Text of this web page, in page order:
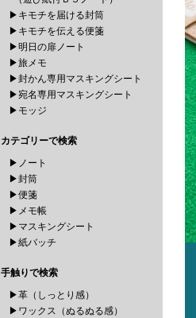
▶キモチを届ける封筒
▶キモチを伝える便箋
▶明日の扉ノート
▶旅メモ
▶封かん専用マスキングシート
▶宛名専用マスキングシート
▶モッジ
カテゴリーで検索
▶ノート
▶封筒
▶便箋
▶メモ帳
▶マスキングシート
▶紙バッチ
手触りで検索
▶革（しっとり感）
▶ワックス（ぬるぬる感）